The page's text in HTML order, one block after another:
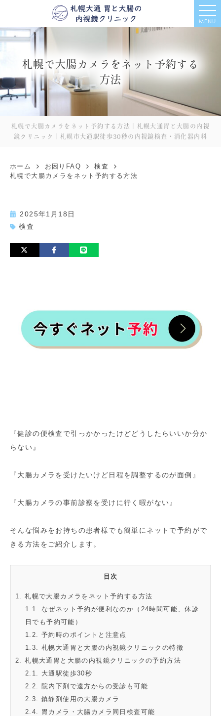
MENU
札幌で大腸カメラをネット予約する
方法
札幌で大腸カメラをネット予約する方法｜札幌大通胃と大腸の内視
鏡クリニック｜札幌市大通駅徒歩30秒の内視鏡検査・消化器内科
ホーム お困りFAQ
検査
札幌で大腸カメラをネット予約する方法
2025年1月18日
検査
『健診の便検査で引っかかったけどどうしたらいいか分か
らない』
『大腸カメラを受けたいけど日程を調整するのが面倒』
『大腸カメラの事前診察を受けに行く暇がない』
そんな悩みをお持ちの患者様でも簡単にネットで予約がで
きる方法をご紹介します。
目次
1. 札幌で大腸カメラをネット予約する方法
1.1. なぜネット予約が便利なのか（24時間可能、休診
日でも予約可能）
1.2. 予約時のポイントと注意点
1.3. 札幌大通胃と大腸の内視鏡クリニックの特徴
2. 札幌大通胃と大腸の内視鏡クリニックの予約方法
2.1. 大通駅徒歩30秒
2.2. 院内下剤で遠方からの受診も可能
2.3. 鎮静剤使用の大腸カメラ
2.4. 胃カメラ・大腸カメラ同日検査可能